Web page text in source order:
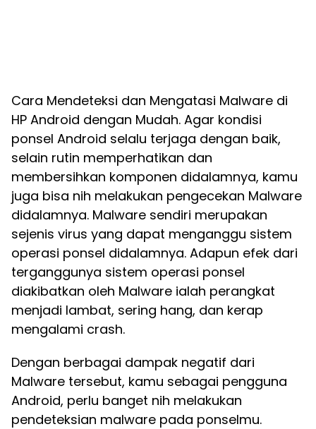
Cara Mendeteksi dan Mengatasi Malware di
HP Android dengan Mudah. Agar kondisi
ponsel Android selalu terjaga dengan baik,
selain rutin memperhatikan dan
membersihkan komponen didalamnya, kamu
juga bisa nih melakukan pengecekan Malware
didalamnya. Malware sendiri merupakan
sejenis virus yang dapat menganggu sistem
operasi ponsel didalamnya. Adapun efek dari
terganggunya sistem operasi ponsel
diakibatkan oleh Malware ialah perangkat
menjadi lambat, sering hang, dan kerap
mengalami crash.
Dengan berbagai dampak negatif dari
Malware tersebut, kamu sebagai pengguna
Android, perlu banget nih melakukan
pendeteksian malware pada ponselmu.